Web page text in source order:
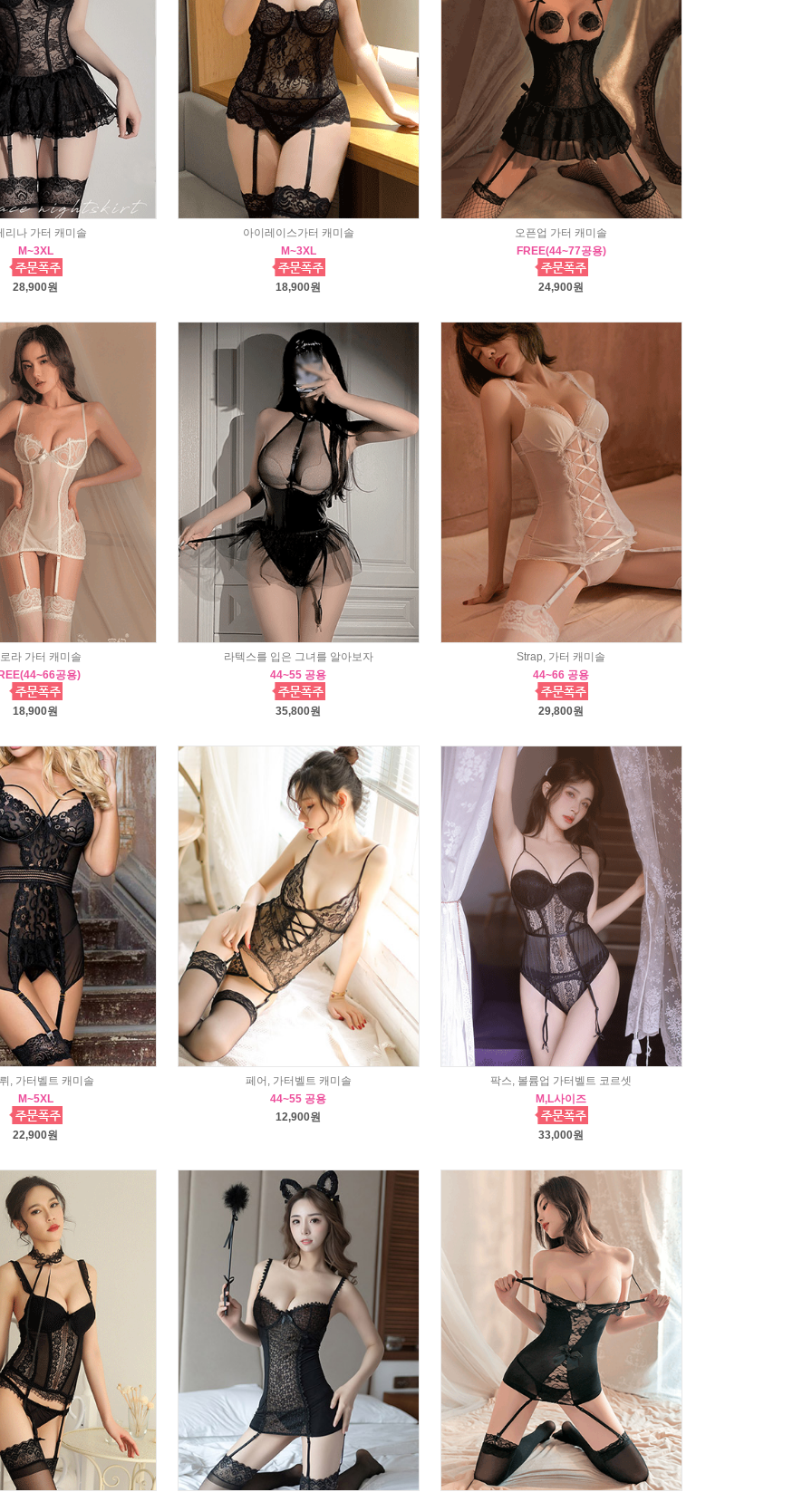
리나 가터 캐미솔
M~3XL
28,900원
아이레이스가터 캐미솔
M~3XL
18,900원
오픈업 가터 캐미솔
FREE(44~77공용)
24,900원
라 가터 캐미솔
공용)
18,900원
라텍스를 입은 그녀를 알아보자
44~55 공용
35,800원
Strap, 가터 캐미솔
44~66 공용
29,800원
, 가터벨트 캐미솔
M~5XL
22,900원
페어, 가터벨트 캐미솔
44~55 공용
12,900원
팍스, 볼륨업 가터벨트 코르셋
M,L사이즈
33,000원